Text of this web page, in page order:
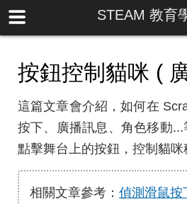
STEAM 教育
按鈕控制貓咪 (
這篇文章會介紹，如何在
按下、廣播訊息、角色移動
點擊舞台上的按鈕，控制貓咪
相關文章參考： 偵測滑鼠按